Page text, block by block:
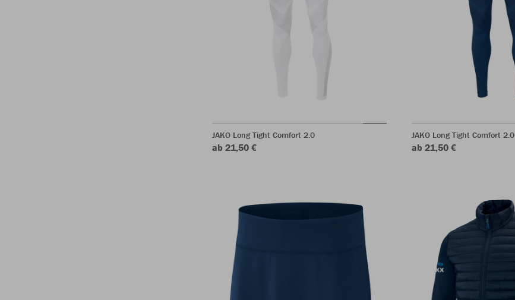
JAKO Long Tight Comfort 2.0
ab 21,50 €
JAKO Long Tight Comfort 2.0
ab 21,50 €